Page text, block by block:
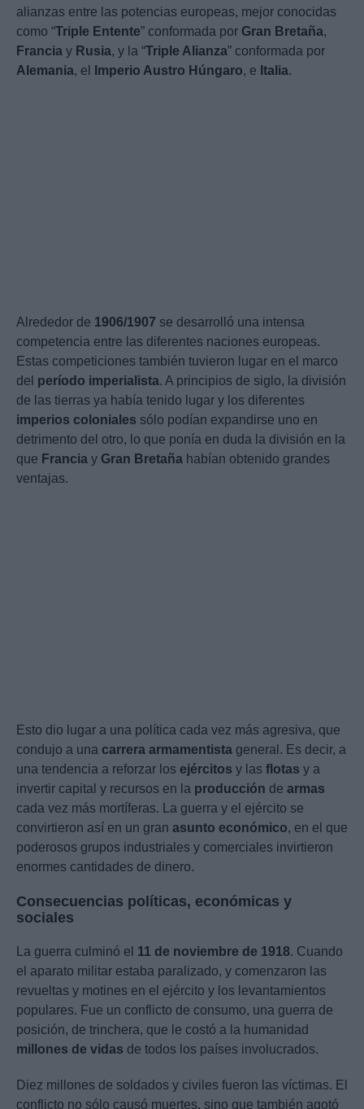
alianzas entre las potencias europeas, mejor conocidas
como “Triple Entente” conformada por Gran Bretaña,
Francia y Rusia, y la “Triple Alianza” conformada por
Alemania, el Imperio Austro Húngaro, e Italia.
Alrededor de 1906/1907 se desarrolló una intensa
competencia entre las diferentes naciones europeas.
Estas competiciones también tuvieron lugar en el marco
del período imperialista. A principios de siglo, la división
de las tierras ya había tenido lugar y los diferentes
imperios coloniales sólo podían expandirse uno en
detrimento del otro, lo que ponía en duda la división en la
que Francia y Gran Bretaña habían obtenido grandes
ventajas.
Esto dio lugar a una política cada vez más agresiva, que
condujo a una carrera armamentista general. Es decir, a
una tendencia a reforzar los ejércitos y las flotas y a
invertir capital y recursos en la producción de armas
cada vez más mortíferas. La guerra y el ejército se
convirtieron así en un gran asunto económico, en el que
poderosos grupos industriales y comerciales invirtieron
enormes cantidades de dinero.
Consecuencias políticas, económicas y
sociales
La guerra culminó el 11 de noviembre de 1918. Cuando
el aparato militar estaba paralizado, y comenzaron las
revueltas y motines en el ejército y los levantamientos
populares. Fue un conflicto de consumo, una guerra de
posición, de trinchera, que le costó a la humanidad
millones de vidas de todos los países involucrados.
Diez millones de soldados y civiles fueron las víctimas. El
conflicto no sólo causó muertes, sino que también agotó